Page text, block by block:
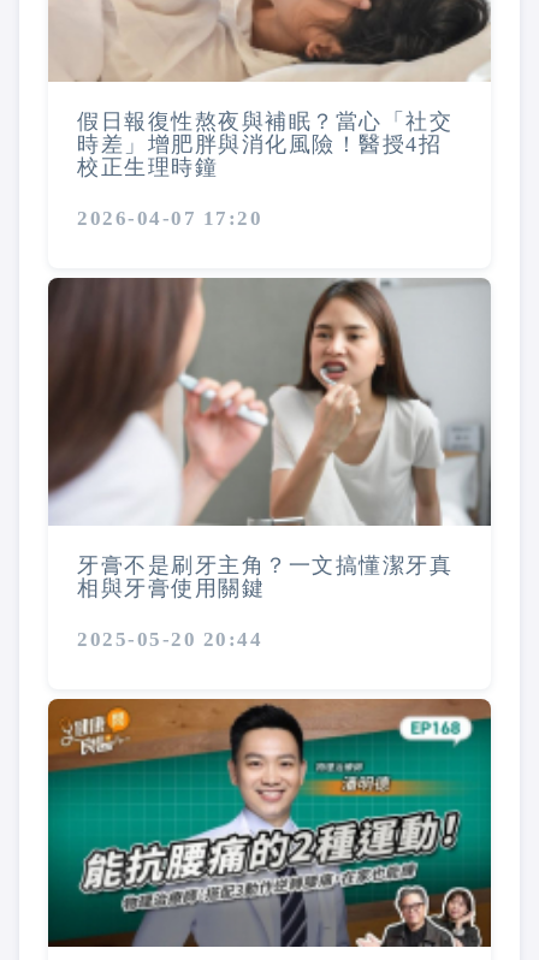
假日報復性熬夜與補眠？當心「社交
時差」增肥胖與消化風險！醫授4招
校正生理時鐘
2026-04-07 17:20
牙膏不是刷牙主角？一文搞懂潔牙真
相與牙膏使用關鍵
2025-05-20 20:44